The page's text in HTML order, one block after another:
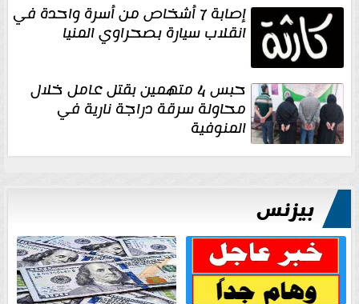
إصابة 7 أشخاص من أسرة واحدة في
انقلاب سيارة بصحراوي المنيا
حبس 4 متهمين بقتل عامل خلال
محاولة سرقة دراجة نارية في
المنوفية
بيزنس